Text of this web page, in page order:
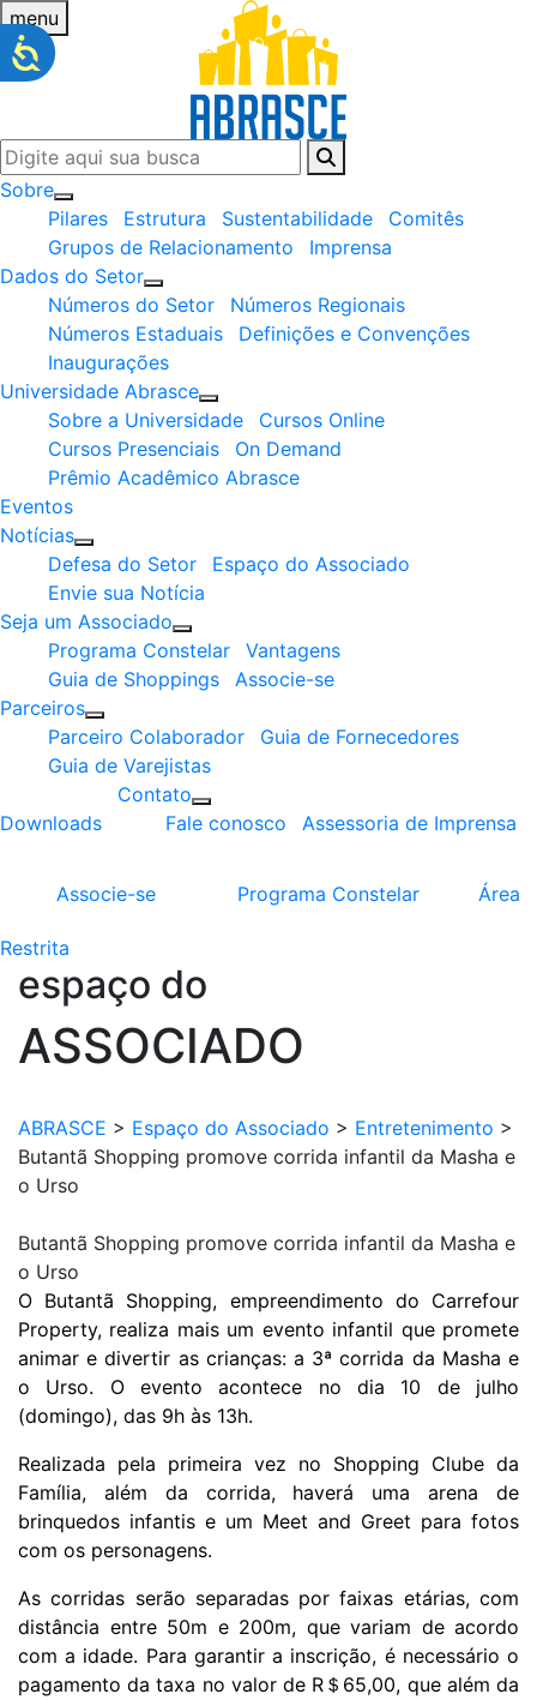
menu
Sobre
Pilares
Estrutura Sustentabilidade
Comitês
Grupos de Relacionamento
Imprensa
Dados do Setor
Números do Setor
Números Regionais
Números Estaduais
Definições e Convenções
Inaugurações
Universidade Abrasce
Sobre a Universidade
Cursos Online
Cursos Presenciais
On Demand
Prêmio Acadêmico Abrasce
Eventos
Notícias
Defesa do Setor
Espaço do Associado
Envie sua Notícia
Seja um Associado
Programa Constelar
Vantagens
Guia de Shoppings
Associe-se
Parceiros
Parceiro Colaborador
Guia de Fornecedores
Guia de Varejistas
Downloads
Contato
Fale conosco
Assessoria de Imprensa
Associe-se Programa Constelar Área
Restrita
espaço do
ASSOCIADO
ABRASCE > Espaço do Associado > Entretenimento >
Butantã Shopping promove corrida infantil da Masha e
o Urso
Butantã Shopping promove corrida infantil da Masha e
o Urso
O Butantã Shopping, empreendimento do Carrefour
Property, realiza mais um evento infantil que promete
animar e divertir as crianças: a 3ª corrida da Masha e
o Urso. O evento acontece no dia 10 de julho
(domingo), das 9h às 13h.
Realizada pela primeira vez no Shopping Clube da
Família, além da corrida, haverá uma arena de
brinquedos infantis e um Meet and Greet para fotos
com os personagens.
As corridas serão separadas por faixas etárias, com
distância entre 50m e 200m, que variam de acordo
com a idade. Para garantir a inscrição, é necessário o
pagamento da taxa no valor de R ＄ 65,00, que além da